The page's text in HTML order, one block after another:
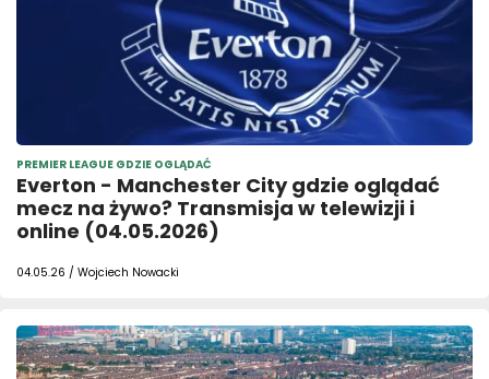
PREMIER LEAGUE GDZIE OGLĄDAĆ
Everton - Manchester City gdzie oglądać
mecz na żywo? Transmisja w telewizji i
online (04.05.2026)
04.05.26 / Wojciech Nowacki